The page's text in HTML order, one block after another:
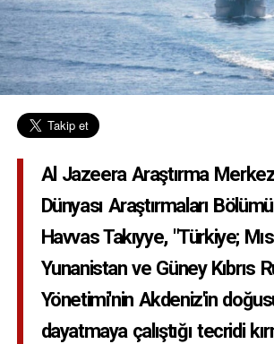
Al Jazeera Araştırma
Dünyası Araştırmaları
Havvas Takıyye, "Türkiye;
Yunanistan ve Güney Kıbrıs
Yönetimi'nin Akdeniz'in
dayatmaya çalıştığı tecridi